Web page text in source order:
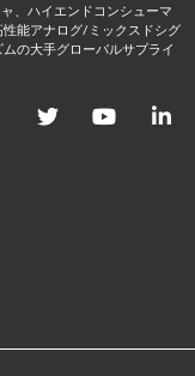
、ハイエンドコンシューマ
能アナログ/ミックスドシグ
の大手グローバルサプライ
FacebookTwitter